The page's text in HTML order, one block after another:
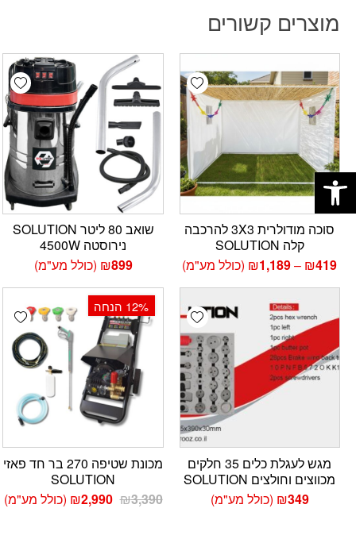
מוצרים קשורים
Add wishlist
סוכה מודולרית 3X3 להרכבה
קלה SOLUTION
₪419
–
₪1,189 טווח
⁦₪419⁩
עד
(כולל מע"מ)
שואב 80 ליטר SOLUTION
נירוסטה 4500W
₪899 (כולל מע"מ)
Add wishlist
מגש לעגלת כלים 35 חלקים
מכווצים וחולצים SOLUTION
₪349 (כולל מע"מ)
‫12% הנחה
מכונת שטיפה 270 בר חד פאזי
SOLUTION
₪3,390
המחיר₪2,990
המחיר
(כולל מע"מ)
פתח סרגל נגישות